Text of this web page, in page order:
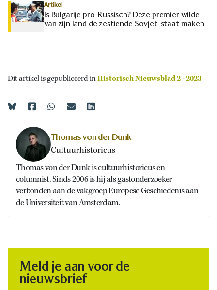
Artikel
Is Bulgarije pro-Russisch? Deze premier wilde
van zijn land de zestiende Sovjet-staat maken
Dit artikel is gepubliceerd inHistorisch Nieuwsblad 2 - 2023
Thomas von der Dunk
Cultuurhistoricus
Thomas von der Dunk is cultuurhistoricus en
columnist. Sinds 2006 is hij als gastonderzoeker
verbonden aan de vakgroep Europese Geschiedenis aan
de Universiteit van Amsterdam.
Meld je aan voor de
nieuwsbrief